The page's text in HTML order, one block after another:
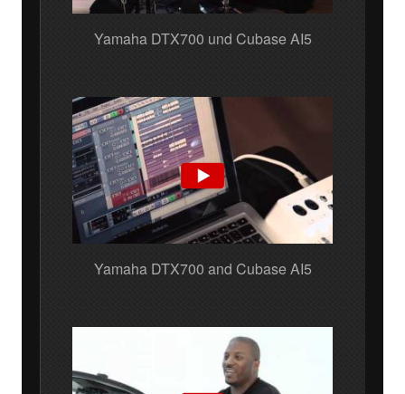
Yamaha DTX700 und Cubase AI5
Yamaha DTX700 and Cubase AI5